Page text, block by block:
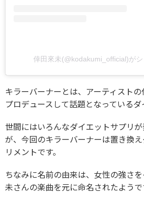
倖田來未(@kodakumi_official)が
キラーバーナーとは、アーティスト
プロデュースして話題となっているダ
世間にはいろんなダイエットサプリ
が、今回のキラーバーナーは置き換
リメントです。
ちなみに名前の由来は、女性の強さ
未さんの楽曲を元に命名されたようで